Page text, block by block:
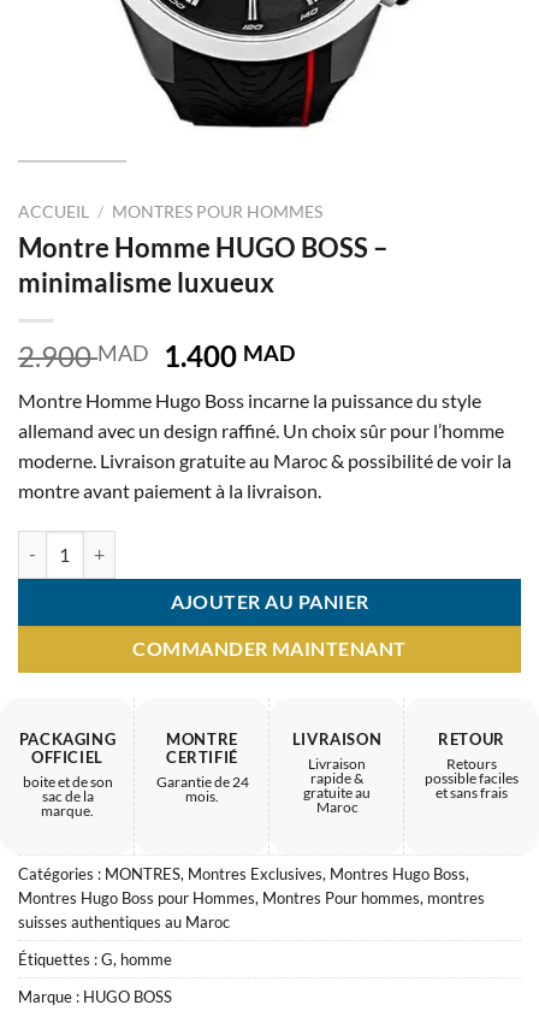
ACCUEIL / MONTRES POUR HOMMES
Montre Homme HUGO BOSS –
minimalisme luxueux
2.900MAD
Le
initial
était :
2.900 MAD.
1.400 MADLe
actuel
est :
1.400 MAD.
Montre Homme Hugo Boss incarne la puissance du style
allemand avec un design raffiné. Un choix sûr pour l’homme
moderne. Livraison gratuite au Maroc & possibilité de voir la
montre avant paiement à la livraison.
AJOUTER AU PANIER
COMMANDER MAINTENANT
PACKAGING
OFFICIEL
boite et de son
sac de la
marque.
MONTRE
CERTIFIÉ
Garantie de 24
mois.
LIVRAISON
Livraison
rapide &
gratuite au
Maroc
RETOUR
Retours
possible faciles
et sans frais
Catégories : MONTRES, Montres Exclusives, Montres Hugo Boss,
Montres Hugo Boss pour Hommes, Montres Pour hommes, montres
suisses authentiques au Maroc
Étiquettes :G, homme
Marque : HUGO BOSS